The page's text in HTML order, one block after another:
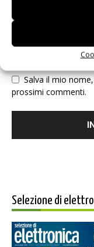
Salva il mio
prossimi commenti.
Selezione di